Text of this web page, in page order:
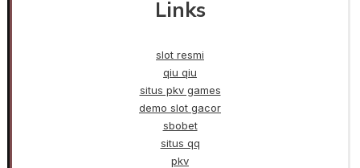
Links
slot resmi
qiu qiu
situs pkv games
demo slot gacor
sbobet
situs qq
pkv